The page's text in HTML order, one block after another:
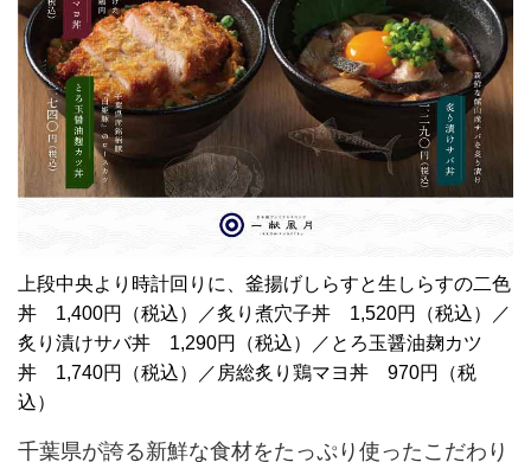
上段中央より時計回りに、釜揚げしらすと生しらすの二色
丼 1,400円（税込）／炙り煮穴子丼 1,520円（税込）／
炙り漬けサバ丼 1,290円（税込）／とろ玉醤油麹カツ
丼 1,740円（税込）／房総炙り鶏マヨ丼 970円（税
込）
千葉県が誇る新鮮な食材をたっぷり使ったこだわり